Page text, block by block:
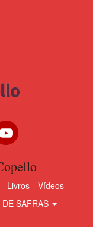
Livros
Vídeos
SAFRAS